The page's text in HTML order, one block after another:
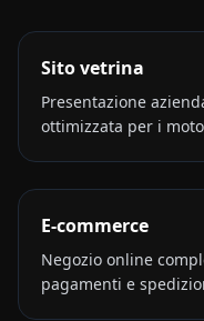
Sito vetrina
Presentazione
ottimizzata per i
E-commerce
Negozio online
pagamenti e